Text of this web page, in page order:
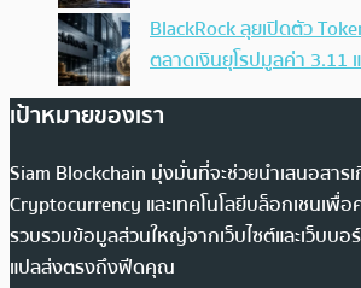
BlackRock ลุยเปิดตัว
ตลาดเงินยุโรปมูลค่า 3.11
เป้าหมายของเรา
Siam Blockchain มุ่งมั่นที่จะช่วยนำเสนอสาร
Cryptocurrency และเทคโนโลยีบล็อกเชนเพื่อ
รวบรวมข้อมูลส่วนใหญ่จากเว็บไซต์และเว็บบอ
แปลส่งตรงถึงฟีดคุณ